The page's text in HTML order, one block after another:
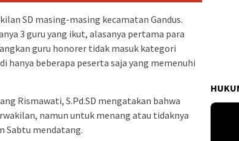
SD masing-masing kecamatan Gandus.
3 guru yang ikut, alasanya pertama para
guru honorer tidak masuk kategori
hanya beberapa peserta saja yang memenuhi
Rismawati, S.Pd.SD mengatakan bahwa
namun untuk menang atau tidaknya
Sabtu mendatang.